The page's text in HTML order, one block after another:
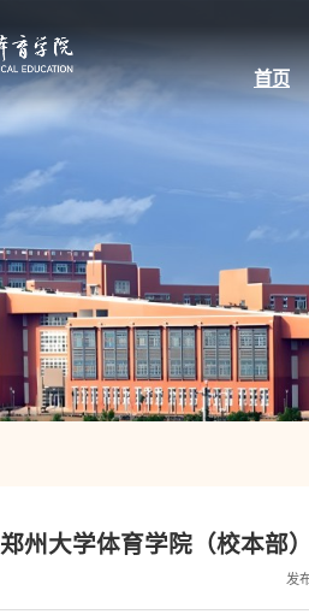
首页
郑州大学体育学院（校本部
发